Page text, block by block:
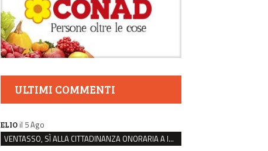
ULTIMI COMMENTI
ELIO il 5 Ago
VENTASSO, SÌ ALLA CITTADINANZA ONORARIA A IVA ZANICCHI. MA BARGIACCHI: “È DI PESSIMO GUSTO”